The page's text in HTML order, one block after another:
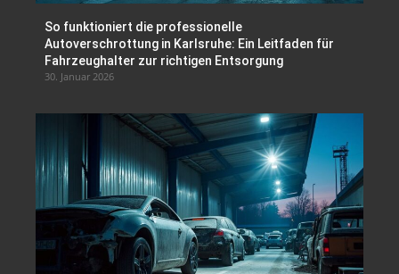
So funktioniert die professionelle
Autoverschrottung in Karlsruhe: Ein Leitfaden für
Fahrzeughalter zur richtigen Entsorgung
30. Januar 2026